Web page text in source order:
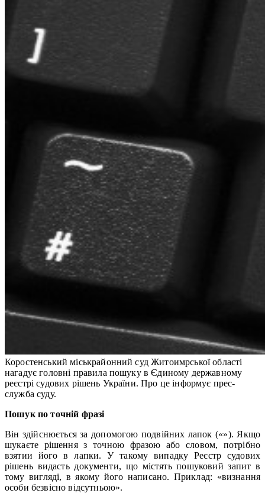
Коростенський міськрайонний суд Житоимрської області
нагадує головні правила пошуку в Єдиному державному
реєстрі судових рішень України. Про це інформує прес-
служба суду.
Пошук по точній фразі
Він здійснюється за допомогою подвійних лапок («»). Якщо
шукаєте рішення з точною фразою або словом, потрібно
взятии його в лапки. У такому випадку Реєстр судових
рішень видасть документи, що містять пошуковий запит в
тому вигляді, в якому його написано. Приклад: «визнання
особи безвісно відсутньою».